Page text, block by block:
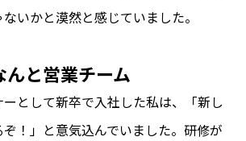
いかと漠然と感じていました。
と営業チーム
として新卒で入社した私は、「新し
！」と意気込んでいました。研修が